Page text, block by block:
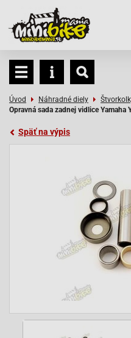
Úvod Náhradné diely
Opravná sada zadnej vidlice
Späť na výpis